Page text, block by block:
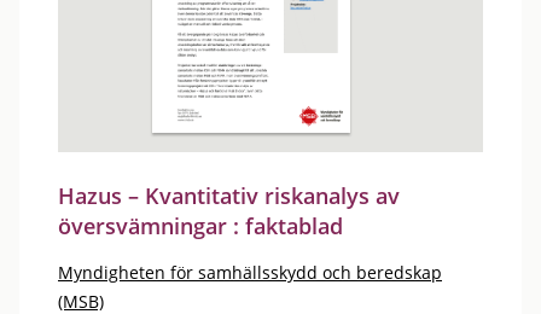
Hazus – Kvantitativ riskanalys av
översvämningar : faktablad
Myndigheten för samhällsskydd och beredskap
(MSB)